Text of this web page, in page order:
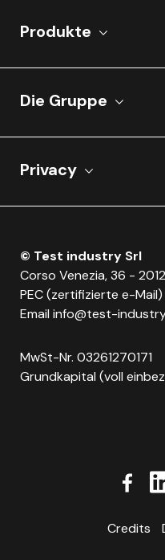
Produkte
Die Gruppe
Privacy
© Test industry Srl
Corso Venezia, 36 -
PEC (zertifizierte e-Mail)
Email info@test-
MwSt-Nr. 03261270171
Grundkapital (voll
Credits